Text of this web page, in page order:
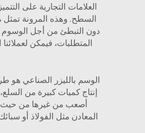
العلامات التجارية على
السطح. وهذه المرونة تمثل
المتطلبات، فيمكن
أصعب من غيرها من حيث
المعادن مثل الفولاذ أو